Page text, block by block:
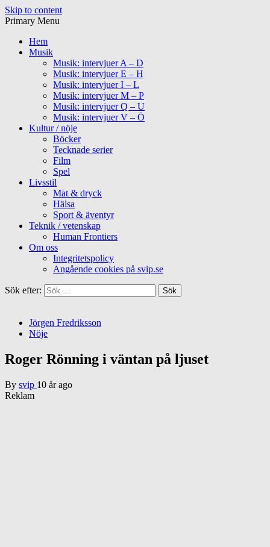
Skip to content
Primary Menu
Hem
Musik
Musik: intervjuer A – D
Musik: intervjuer E – H
Musik: intervjuer I – L
Musik: intervjuer M – P
Musik: intervjuer Q – U
Musik: intervjuer V – Ö
Kultur / nöje
Böcker
Tecknade serier
Film
Spel
Livsstil
Mat & dryck
Hälsa
Sport & äventyr
Teknik / vetenskap
Human Frontiers
Om oss
Integritetspolicy
Angående cookies på svip.se
Sök efter:
Jörgen Fredriksson
Nöje
Roger Rönning i väntan på ljuset
By svip 10 år ago
Reklam